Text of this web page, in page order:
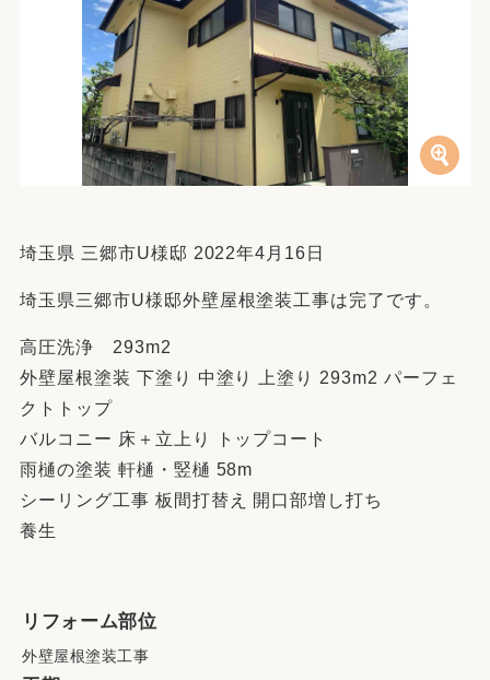
埼玉県 三郷市U様邸 2022年4月16日
埼玉県三郷市U様邸外壁屋根塗装工事は完了です。
高圧洗浄 293m2
外壁屋根塗装 下塗り 中塗り 上塗り 293m2 パーフェ
クトトップ
バルコニー 床＋立上り トップコート
雨樋の塗装 軒樋・竪樋 58m
シーリング工事 板間打替え 開口部増し打ち
養生
リフォーム部位
外壁屋根塗装工事